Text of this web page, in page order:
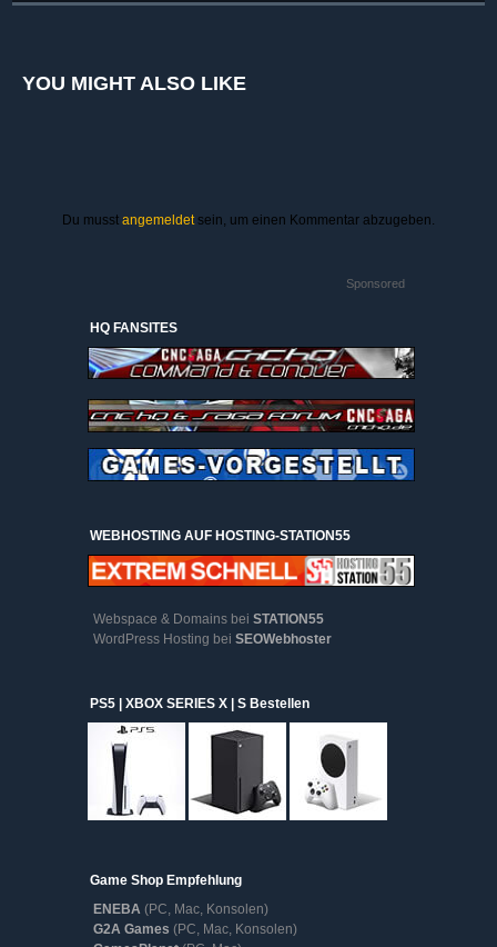
YOU MIGHT ALSO LIKE
Du musst angemeldetsein, um einen Kommentar abzugeben.
Sponsored
HQ FANSITES
WEBHOSTING AUF HOSTING-STATION55
Webspace & Domains bei STATION55
WordPress Hosting bei SEOWebhoster
PS5 | XBOX SERIES X | S Bestellen
Game Shop Empfehlung
ENEBA (PC, Mac, Konsolen)
G2A Games (PC, Mac, Konsolen)